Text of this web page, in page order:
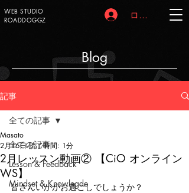
WEB STUDIO
ROADDOGGZ
ログイン
Blog
記事
全ての記事
Lesson & Feedback
Mindset & Knowlegde
全ての記事
2月レッスン動画② 【CiO オンライン
WS】
Masato
2月16日 読了時間: 1分
皆さんいかがお過ごしでしょうか？